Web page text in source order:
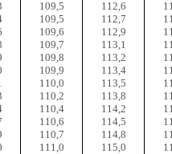
109,5 112,6
109,5 112,7
109,6 112,9
109,7 113,1
109,8 113,2
109,9 113,4
110,0 113,5
110,2 113,8
110,4 114,2
110,6 114,5
110,7 114,8
111,0 115,0